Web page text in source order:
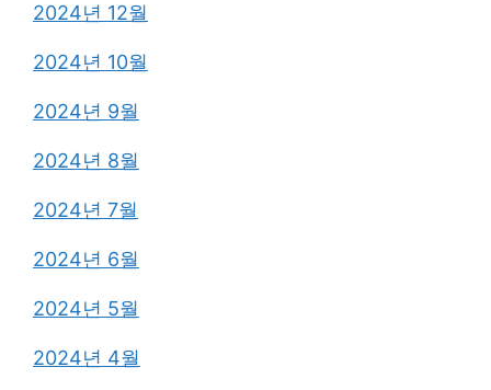
2024년 12월
2024년 10월
2024년 9월
2024년 8월
2024년 7월
2024년 6월
2024년 5월
2024년 4월